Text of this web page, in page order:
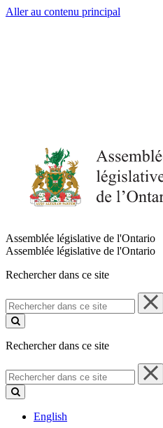
Aller au contenu principal
Assemblée législative de l'Ontario
Assemblée législative de l'Ontario
Rechercher dans ce site
Rechercher
dans
ce
Rechercher dans ce site
Rechercher
dans
ce
English